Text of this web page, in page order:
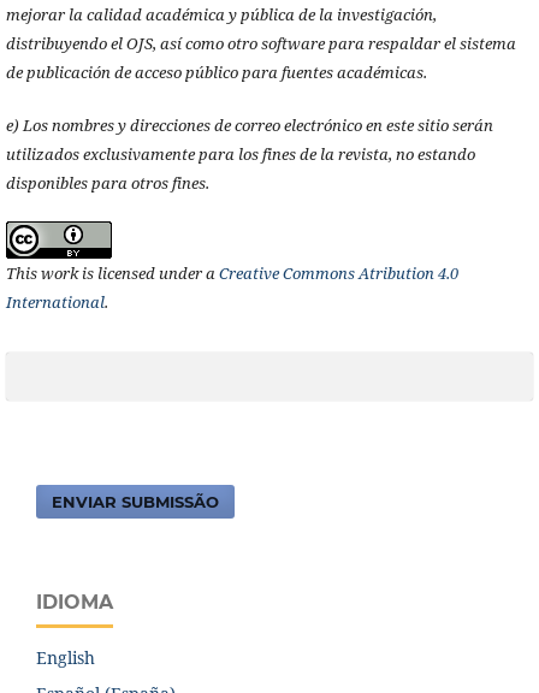
mejorar la calidad académica y pública de la investigación,
distribuyendo el OJS, así como otro software para respaldar el sistema
de publicación de acceso público para fuentes académicas.
e) Los nombres y direcciones de correo electrónico en este sitio serán
utilizados exclusivamente para los fines de la revista, no estando
disponibles para otros fines.
This work is licensed under aCreative Commons Atribution 4.0
International.
ENVIAR SUBMISSÃO
IDIOMA
English